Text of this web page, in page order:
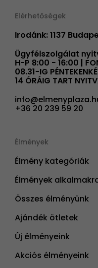
Elérhetőségek
Irodánk: 1137
Ügyfélszolgálat
H-P 8:00 - 16:00 |
08.31-IG
14 ÓRÁIG TART
+36 20 239 59 20
Élmények
Élmény kategóriák
Élmények
Összes élményünk
Ajándék ötletek
Új élményeink
Akciós élményeink